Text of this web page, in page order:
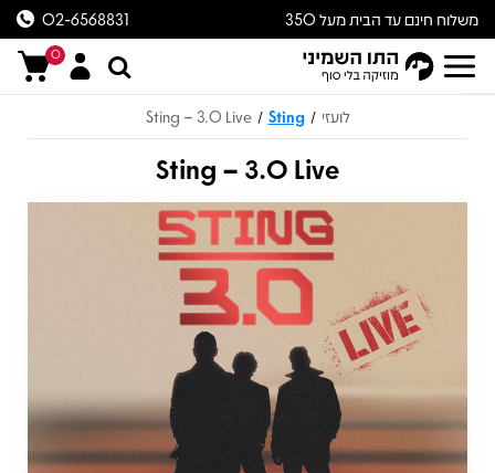
משלוח חינם עד הבית מעל 350
ש״ח
02-6568831
0
לועזי /
Sting
/
Sting – 3.0 Live
Sting – 3.0 Live